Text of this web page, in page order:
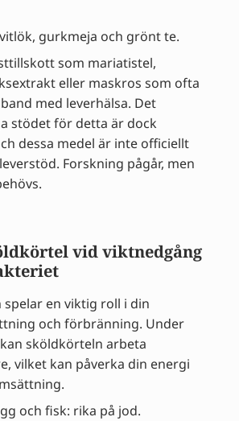
gurkmeja och grönt te.
som mariatistel,
eller maskros som ofta
med leverhälsa. Det
stödet för detta är dock
dessa medel är inte officiellt
Forskning pågår, men
vid viktnedgång
en viktig roll i din
och förbränning. Under
sköldkörteln arbeta
vilket kan påverka din energi
och fisk: rika på jod.